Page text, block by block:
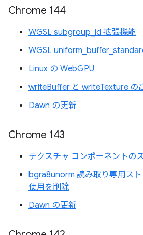
Chrome 144
WGSL subgroup_id 拡張機能
WGSL
Linux の WebGPU
writeBuffer と writeTexture の
Dawn の更新
Chrome 143
テクスチャ コンポーネントの
bgra8unorm 読み取り専用ス
使用を削除
Dawn の更新